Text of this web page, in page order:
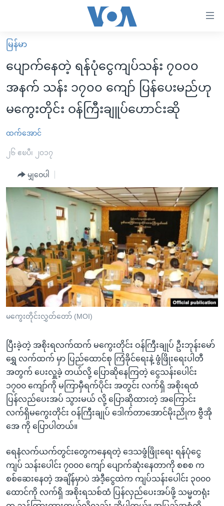
လွယ်ကူ
စေ
များ
ပင်မ
အကြောင်းအရာ
သို့
ကျော်
ကြည့်
ရန်
ပင်မ
ညွန်း
စာမျက်နှာ
သို့
ကျော်
ကြည့်
ရန်
ရှာဖွေ
နေရာ
သို့
ကျော်
ရန်
မူလစာမျက်နှာ
မြန်မာ
ကမ္ဘာ့သတင်းများ
နိုင်ငံတကာ
အစ္စရေး-ပါလက်စတိုင်း
ဗွီဒီယို
အင်္ဂလိပ်စာလေ့လာမယ်
အမေရိကန်သုံးအီဒီယံ
မကြေးမုံရဲ့ အင်္ဂလိပ်စာ
ရုပ်ရှင်ထဲက အင်္ဂလိပ်စာ
သုတပဒေသာ အင်္ဂလိပ်စာ
အပတ်စဉ်ကဏ္ဍများ
ရေဒီယို
ရေဒီယိုနှင့်ရုပ်သံ အချက်အလက်များ
ရေဒီယို/တီဗွီအစီအစဉ်
Learning English
ဗွီအိုအေ လူမှုကွန်ယက်များ
ဘာသာစကားများ
မြန်မာ
ပျောက်နေတဲ့ ရန်ပုံငွေကျပ်သန်း ၇၀၀၀
အနက် သန်း ၁၇၀၀ ကျော် ပြန်ပေးမည်ဟု
မကွေးတိုင်း ဝန်ကြီးချူပ်ဟောင်းဆို
ထက်အောင်
၂၆ ဧၿပီ၊ ၂၀၁၇
မျှဝေပါ
မကွေးတိုင်းလွှတ်တော် (MOI)
ပြီးခဲ့တဲ့ အစိုးရလက်ထက် မကွေးတိုင်း ဝန်ကြီးချုပ် ဦးဘုန်းမော်
ရွှေ လက်ထက် မှာ ပြည်ထောင်စု ကြံခိုင်ရေးနဲ့ ဖွံဖြိုးရေးပါတီ
အတွက် ပေးလှူခဲ့ တယ်လို့ ပြောဆိုနေကြတဲ့ ငွေသန်းပေါင်း
၁၇၀၀ ကျော်ကို မကြာမှီရက်ပိုင်း အတွင်း လက်ရှိ အစိုးရထံ
ပြန်လည်ပေးအပ် သွားမယ် လို့ ပြောဆိုထားတဲ့ အကြောင်း
လက်ရှိမကွေးတိုင်း ဝန်ကြီးချုပ် ဒေါက်တာအောင်မိုးညိုက ဗွီအို
အေ ကို ပြောပါတယ်။
ရေနံလက်ယက်တွင်းတွေကနေရတဲ့ ဒေသဖွံဖြိုးရေး ရန်ပုံငွေ
ကျပ် သန်းပေါင်း ၇၀၀၀ ကျော် ပျောက်ဆုံးနေတာကို စစစ က
စစ်ဆေးနေတဲ့ အချိန်မှာပဲ အဲဒီ့ငွေထဲက ကျပ်သန်းပေါင်း ၃၀၀၀
ထောင်ကို လက်ရှိ အစိုးရသစ်ထံ ပြန်လှည်ပေးအပ်ဖို့ သမ္မတရုံး